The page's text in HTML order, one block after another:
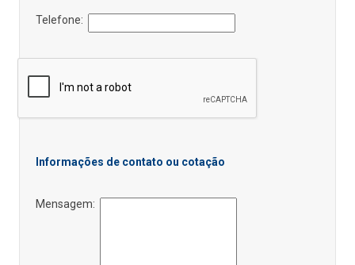
Telefone:
Informações de contato ou cotação
Mensagem: